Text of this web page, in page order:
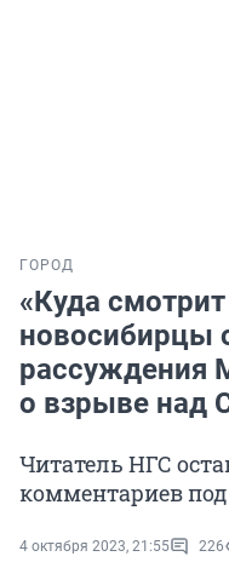
ГОРОД
«Куда
новосибирцы
рассуждения
о взрыве над
Читатель НГС
комментариев
4 октября 2023, 21:55 226